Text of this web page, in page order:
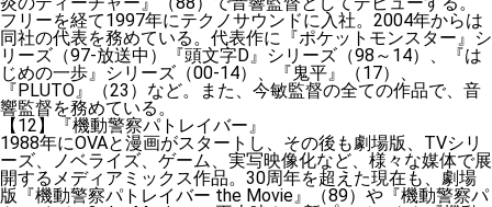
フリーを経て1997年にテクノサウンドに入社。2004年からは
同社の代表を務めている。代表作に『ポケットモンスター』シ
リーズ（97-放送中）『頭文字D』シリーズ（98～14）、『は
じめの一歩』シリーズ（00-14）、『鬼平』（17）、
『PLUTO』（23）など。また、今敏監督の全ての作品で、音
響監督を務めている。
【12】『機動警察パトレイバー』
1988年にOVAと漫画がスタートし、その後も劇場版、TVシリ
ーズ、ノベライズ、ゲーム、実写映像化など、様々な媒体で展
開するメディアミックス作品。30周年を超えた現在も、劇場
版『機動警察パトレイバー the Movie』（89）や『機動警察パ